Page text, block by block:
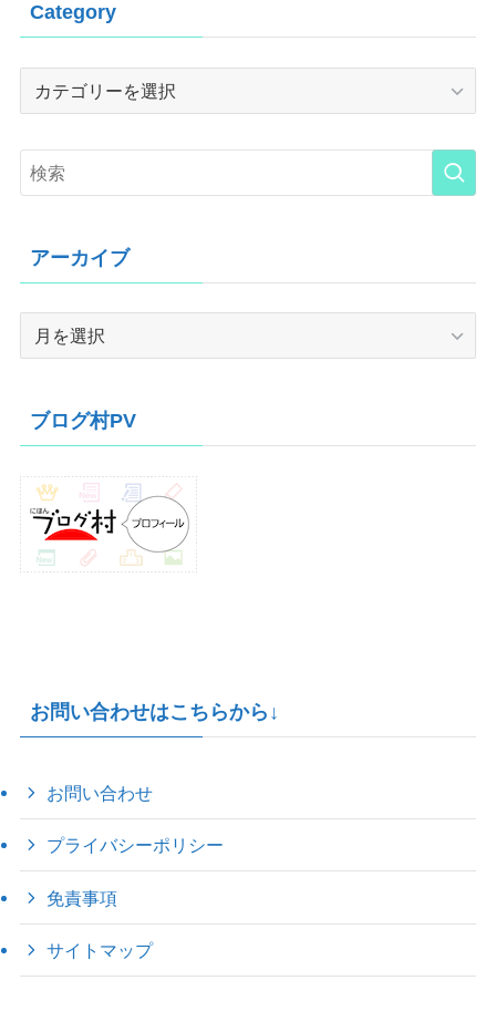
Category
Category
アーカイブ
ブ
ブログ村PV
お問い合わせはこちらから↓
お問い合わせ
プライバシーポリシー
免責事項
サイトマップ